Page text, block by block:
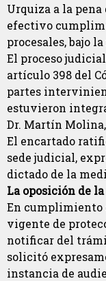
Urquiza a la pena
efectivo
procesales, bajo
El proceso
artículo 398 del
partes
estuvieron
Dr. Martín
El encartado
sede judicial,
dictado de la
La oposición de
En cumplimiento
vigente de
notificar del
solicitó
instancia de